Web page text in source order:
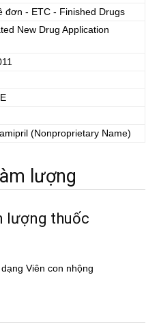
đơn - ETC - Finished Drugs
New Drug Application
(Nonproprietary Name)
lượng
lượng thuốc
Viên con nhộng